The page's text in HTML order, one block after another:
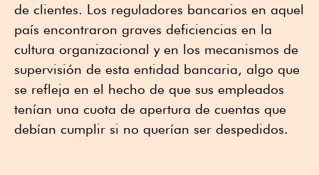
de clientes. Los reguladores bancarios en aquel
país encontraron graves deficiencias en la
cultura organizacional y en los mecanismos de
supervisión de esta entidad bancaria, algo que
se refleja en el hecho de que sus empleados
tenían una cuota de apertura de cuentas que
debían cumplir si no querían ser despedidos.